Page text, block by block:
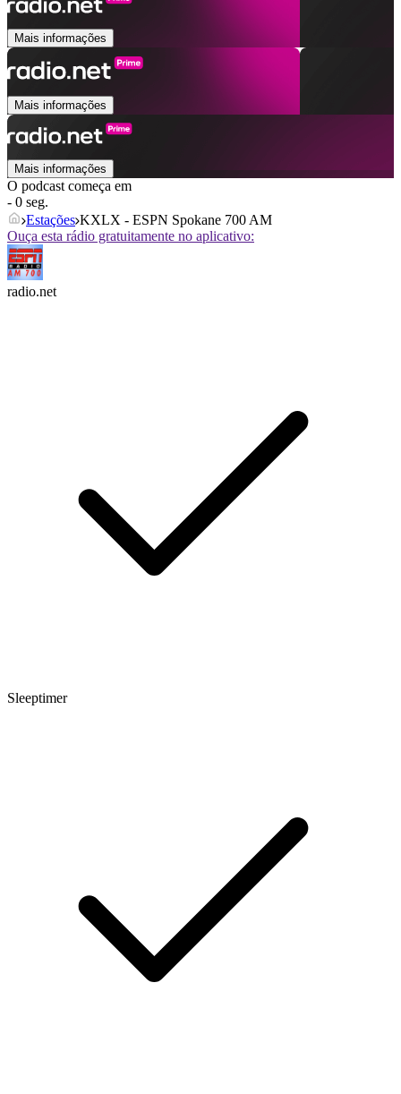
Mais informações
Mais informações
Mais informações
O podcast começa em
- 0 seg.
Estações KXLX - ESPN Spokane 700 AM
Ouça esta rádio gratuitamente no aplicativo:
radio.net
Sleeptimer